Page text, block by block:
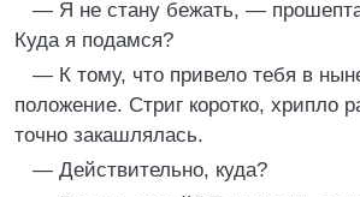
— Я не стану бежать, —
Куда я подамся?
— К тому, что привело тебя в
положение. Стриг коротко, хрипло
точно закашлялась.
— Действительно, куда?